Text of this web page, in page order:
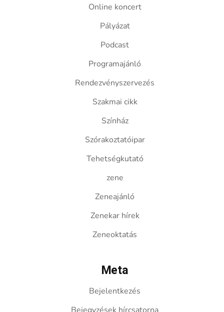
Online koncert
Pályázat
Podcast
Programajánló
Rendezvényszervezés
Szakmai cikk
Színház
Szórakoztatóipar
Tehetségkutató
zene
Zeneajánló
Zenekar hírek
Zeneoktatás
Meta
Bejelentkezés